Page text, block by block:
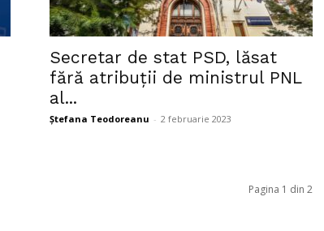
Secretar de stat PSD, lăsat
fără atribuții de ministrul PNL
al...
Ștefana Teodoreanu - 2 februarie 2023
Pagina 1 din 2